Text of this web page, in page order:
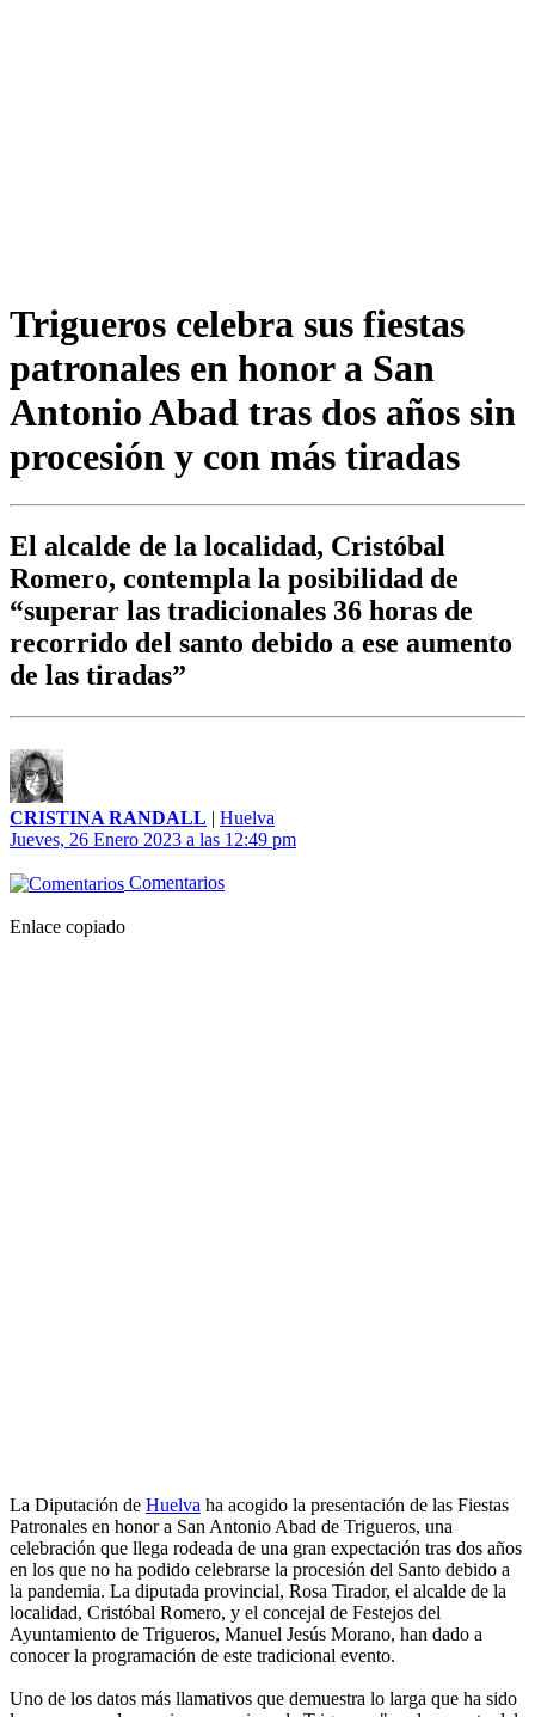
Trigueros celebra sus fiestas
patronales en honor a San
Antonio Abad tras dos años sin
procesión y con más tiradas
El alcalde de la localidad, Cristóbal
Romero, contempla la posibilidad de
“superar las tradicionales 36 horas de
recorrido del santo debido a ese aumento
de las tiradas”
CRISTINA RANDALL | Huelva
Jueves, 26 Enero 2023 a las 12:49 pm
Comentarios
Enlace copiado
La Diputación de Huelva ha acogido la presentación de las Fiestas
Patronales en honor a San Antonio Abad de Trigueros, una
celebración que llega rodeada de una gran expectación tras dos años
en los que no ha podido celebrarse la procesión del Santo debido a
la pandemia. La diputada provincial, Rosa Tirador, el alcalde de la
localidad, Cristóbal Romero, y el concejal de Festejos del
Ayuntamiento de Trigueros, Manuel Jesús Morano, han dado a
conocer la programación de este tradicional evento.
Uno de los datos más llamativos que demuestra lo larga que ha sido